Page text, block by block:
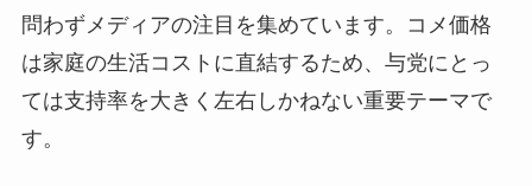
問わずメディアの注目を集めています。コメ価格
は家庭の生活コストに直結するため、与党にとっ
ては支持率を大きく左右しかねない重要テーマで
す。